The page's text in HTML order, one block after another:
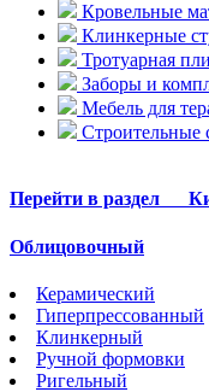
Кровельные
Клинкерные
Тротуарная
Заборы и
Мебель для
Строительные
Перейти в раздел
Облицовочный
Керамический
Гиперпрессованный
Клинкерный
Ручной формовки
Ригельный